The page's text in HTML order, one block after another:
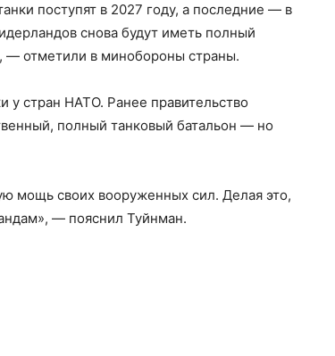
поступят в 2027 году, а последние — в
снова будут иметь полный
— отметили в минобороны страны.
у стран НАТО. Ранее правительство
полный танковый батальон — но
мощь своих вооруженных сил. Делая это,
— пояснил Туйнман.